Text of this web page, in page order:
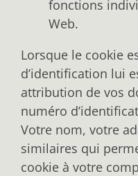
fonctions
Web.
Lorsque le cookie
d’identification lui
attribution de vos
numéro
Votre nom, votre
similaires qui
cookie à votre